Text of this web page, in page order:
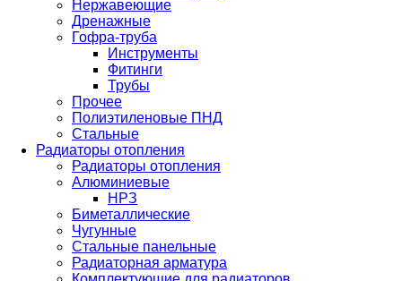
Нержавеющие
Дренажные
Гофра-труба
Инструменты
Фитинги
Трубы
Прочее
Полиэтиленовые ПНД
Стальные
Радиаторы отопления
Радиаторы отопления
Алюминиевые
НРЗ
Биметаллические
Чугунные
Стальные панельные
Радиаторная арматура